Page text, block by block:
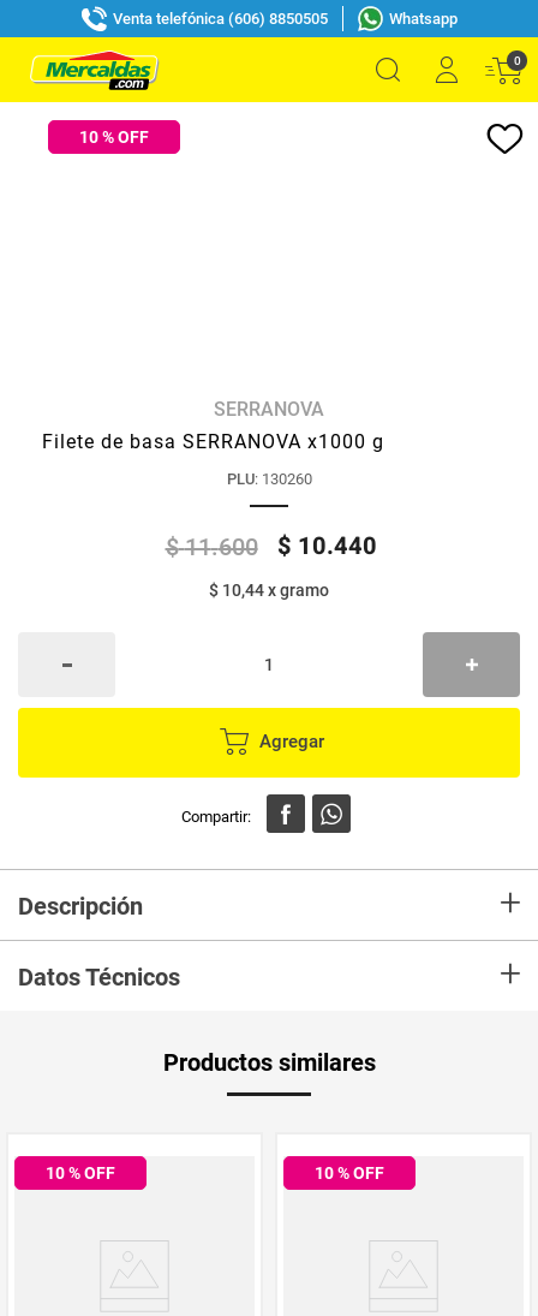
Venta telefónica (606) 8850505 Whatsapp
0
10% OFF
SERRANOVA
Filete de basa SERRANOVA x1000 g
PLU: 130260
$ 11.600 $ 10.440
$ 10,44xgramo
Agregar
Descripción +
Datos Técnicos +
Productos similares
10% OFF 10% OFF